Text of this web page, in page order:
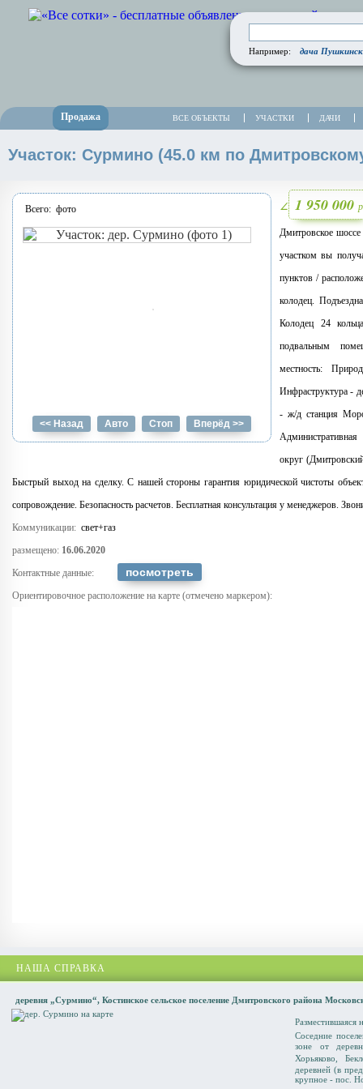
ВСЕ ОБЪЕКТЫ УЧАСТКИ ДАЧИ
Продажа
Например: дача
Участок: Сурмино (45.0 км по
Всего: фото
<< Назад Авто Стоп Вперёд >>
∠ 1 950 000
Дмитровское
участком вы
пунктов /
колодец.
Колодец 24
подвальным
местность:
Инфраструктура -
- ж/д станция
округ
Быстрый выход на сделку. С нашей стороны гарантия юридической чистоты
сопровождение. Безопасность расчетов. Бесплатная консультация у менеджеров.
Коммуникации: свет+газ
размещено: 16.06.2020
Контактные данные:
Ориентировочное расположение на карте (отмечено маркером):
НАША СПРАВКА
деревня „Сурмино“, Костинское сельское поселение Дмитровского района
Разместившаяся
Соседние
зоне от
Хорьяково
деревней (в
крупное - пос.